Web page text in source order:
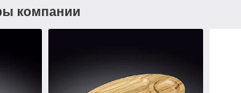
компании